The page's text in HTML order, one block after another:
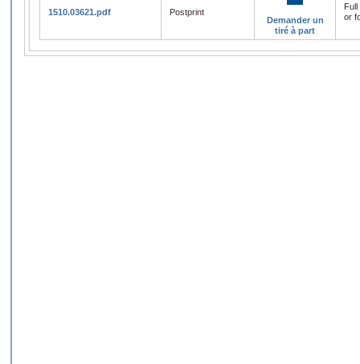
1510.03621.pdf
Postprint
Demander un
tiré à part
or